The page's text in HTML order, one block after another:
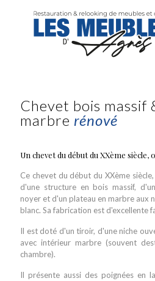
Chevet bois massif
marbre rénové
Un chevet du début du XXème
Ce chevet du début du XXème
d'une structure en bois massif,
noyer et d'un plateau en marbre aux
blanc. Sa fabrication est d'excellente
Il est doté d'un tiroir, d'une niche
avec intérieur marbre (souvent
chambre).
Il présente aussi des poignées en